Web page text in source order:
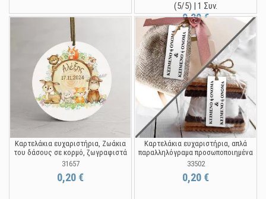
(5/5) | 1 Συν.
0,20 €
Καρτελάκια ευχαριστήρια, Ζωάκια
του δάσους σε κορμό, ζωγραφιστά
31657
0,20 €
Καρτελάκια ευχαριστήρια, απλά
παραλληλόγραμα προσωποποιημένα
33502
0,20 €